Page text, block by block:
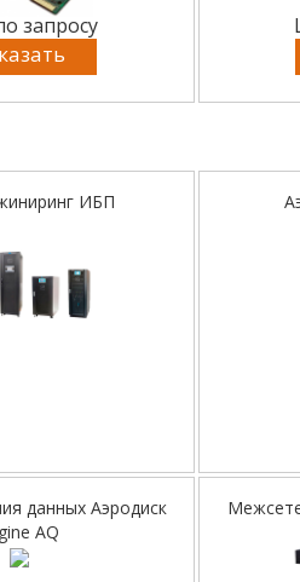
запросу
ИБП
данных Аэродиск
AQ